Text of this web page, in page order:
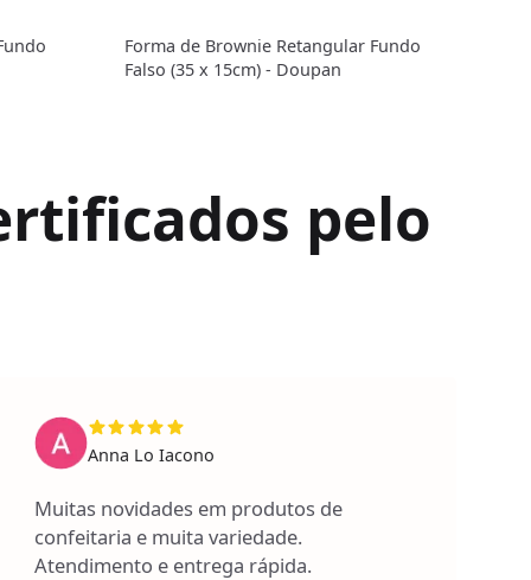
Forma de Brownie Retangular Fundo
Falso (35 x 15cm) - Doupan
pelo
Anna Lo Iacono
Muitas novidades em produtos de
confeitaria e muita variedade.
Atendimento e entrega rápida.